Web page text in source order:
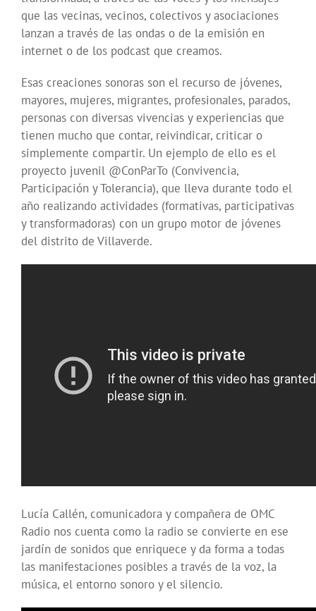
que las vecinas, vecinos, colectivos y asociaciones
lanzan a través de las ondas o de la emisión en
internet o de los podcast que creamos.
Esas creaciones sonoras son el recurso de jóvenes,
mayores, mujeres, migrantes, profesionales, parados,
personas con diversas vivencias y experiencias que
tienen mucho que contar, reivindicar, criticar o
simplemente compartir. Un ejemplo de ello es el
proyecto juvenil @ConParTo (Convivencia,
Participación y Tolerancia), que lleva durante todo el
año realizando actividades (formativas, participativas
y transformadoras) con un grupo motor de jóvenes
del distrito de Villaverde.
Lucía Callén, comunicadora y compañera de OMC
Radio nos cuenta como la radio se convierte en ese
jardín de sonidos que enriquece y da forma a todas
las manifestaciones posibles a través de la voz, la
música, el entorno sonoro y el silencio.